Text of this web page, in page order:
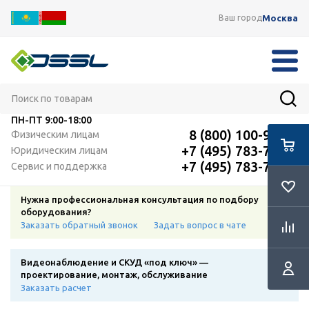
Ваш городМосква
ПН-ПТ 9:00-18:00
Физическим лицам
8 (800) 100-91-12
Юридическим лицам +7 (495) 783-72-87
Сервис и поддержка +7 (495) 783-72-87
Нужна профессиональная консультация по подбору
оборудования?
Заказать обратный звонок
Задать вопрос в чате
Видеонаблюдение и СКУД «под ключ» —
проектирование, монтаж, обслуживание
Заказать расчет